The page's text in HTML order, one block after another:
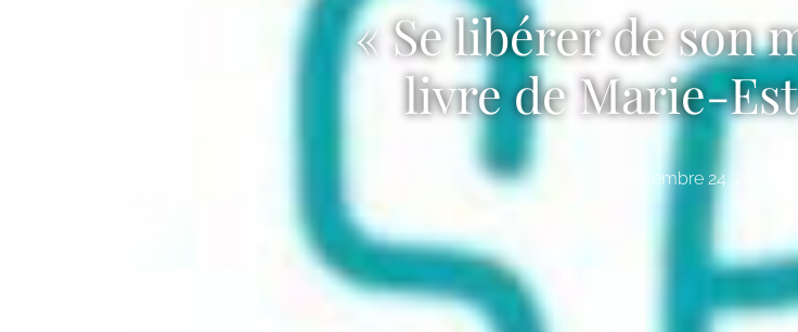
« Se libérer de son
livre de Marie-
décembre 24, 2021